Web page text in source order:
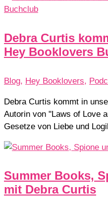
Debra Curtis
Hey Booklovers
Blog, Hey Booklovers,
Debra Curtis kommt in
Autorin von "Laws of Love
Gesetze von Liebe und
Summer Books,
mit Debra Curtis